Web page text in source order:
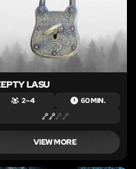
LASU
2 – 4 60 MIN.
VIEW MORE